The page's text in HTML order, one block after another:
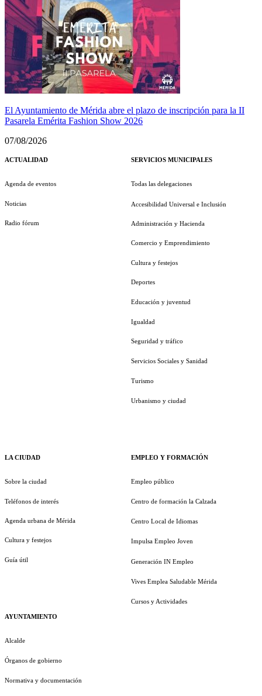
El Ayuntamiento de Mérida abre el plazo de inscripción para la II
Pasarela Emérita Fashion Show 2026
07/08/2026
ACTUALIDAD
Agenda de eventos
Noticias
Radio fórum
LA CIUDAD
Sobre la ciudad
Teléfonos de interés
Agenda urbana de Mérida
Cultura y festejos
Guía útil
AYUNTAMIENTO
Alcalde
Órganos de gobierno
Normativa y documentación
SERVICIOS MUNICIPALES
Todas las delegaciones
Accesibilidad Universal e Inclusión
Administración y Hacienda
Comercio y Emprendimiento
Cultura y festejos
Deportes
Educación y juventud
Igualdad
Seguridad y tráfico
Servicios Sociales y Sanidad
Turismo
Urbanismo y ciudad
EMPLEO Y FORMACIÓN
Empleo público
Centro de formación la Calzada
Centro Local de Idiomas
Impulsa Empleo Joven
Generación IN Empleo
Vives Emplea Saludable Mérida
Cursos y Actividades